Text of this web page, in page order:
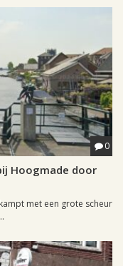
0
Hoogmade door
met een grote scheur